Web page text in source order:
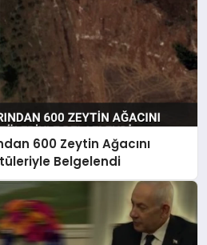
600 Zeytin Ağacını
Belgelendi